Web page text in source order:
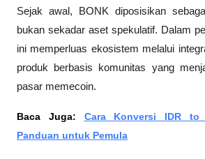
Sejak awal, BONK diposisikan
bukan sekadar aset spekulatif. Dalam
ini memperluas ekosistem melalui
produk berbasis komunitas yang
pasar memecoin.
Baca Juga: Cara Konversi IDR to
Panduan untuk Pemula